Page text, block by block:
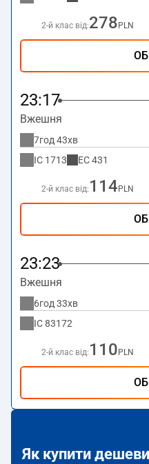
2-й клас від:278 PLN
23:17
Вжешня
7год 43хв
IC 1713 EC431
2-й клас від: 114 PLN
23:23
Вжешня
6год 33хв
IC83172
2-й клас від: 110 PLN
Як купити